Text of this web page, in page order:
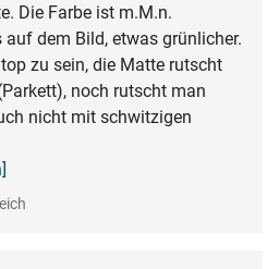
Die Farbe ist m.M.n.
dem Bild, etwas grünlicher.
zu sein, die Matte rutscht
noch rutscht man
nicht mit schwitzigen